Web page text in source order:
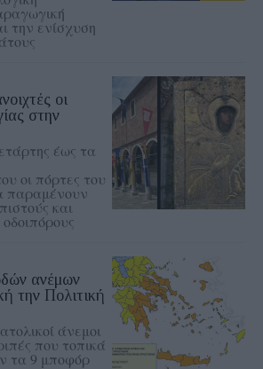
την ενίσχυση
οι
στην
έως τα
οι πόρτες του
παραμένουν
και
οδοιπόρους
ανέμων
την Πολιτική
άνεμοι
που τοπικά
τα 9 μποφόρ